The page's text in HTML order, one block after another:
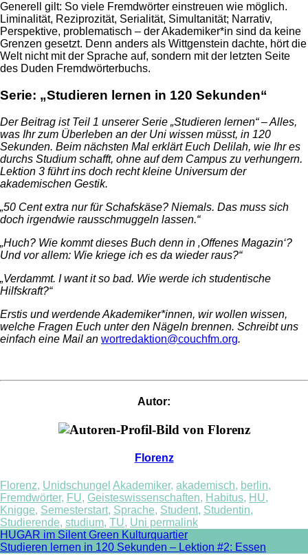
Generell gilt: So viele Fremdwörter einstreuen wie möglich.
Liminalität, Reziprozität, Serialität, Simultanität; Narrativ,
Perspektive, problematisch – der Akademiker*in sind da keine
Grenzen gesetzt. Denn anders als Wittgenstein dachte, hört die
Welt nicht mit der Sprache auf, sondern mit der letzten Seite
des Duden Fremdwörterbuchs.
Serie: „Studieren lernen in 120 Sekunden“
Der Beitrag ist Teil 1 unserer Serie „Studieren lernen“ – Alles,
was Ihr zum Überleben an der Uni wissen müsst, in 120
Sekunden. Beim nächsten Mal erklärt Euch Delilah, wie Ihr es
durchs Studium schafft, ohne auf dem Campus zu verhungern.
Lektion 3 führt ins doch recht kleine Universum der
akademischen Gestik.
„50 Cent extra nur für Schafskäse? Niemals. Das muss sich
doch irgendwie rausschmuggeln lassen.“
„Huch? Wie kommt dieses Buch denn in ‚Offenes Magazin‘?
Und vor allem: Wie kriege ich es da wieder raus?“
„Verdammt. I want it so bad. Wie werde ich studentische
Hilfskraft?“
Erstis und werdende Akademiker*innen, wir wollen wissen,
welche Fragen Euch unter den Nägeln brennen. Schreibt uns
einfach eine Mail an wortredaktion@couchfm.org.
Autor:
Florenz
Florenz, Unidschungel Akademiker, akademisch, berlin,
Fremdwörter, FU, Geisteswissenschaften, Habitus, HU,
Knigge, Semesterstart, Sprache, Student, Studentin,
Studierende, studium, TU, Uni permalink
Post
HUGAR im Silent Green Kulturquartier
Studieren lernen in 120 Sekunden – Lektion #2: Essen